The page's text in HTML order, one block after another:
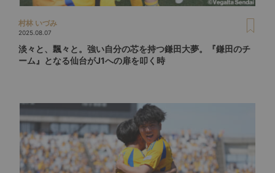
村林 いづみ
2025.08.07
淡々と、飄々と。強い自分の芯を持つ鎌田大夢。『鎌田のチ
ーム』となる仙台がJ1への扉を叩く時